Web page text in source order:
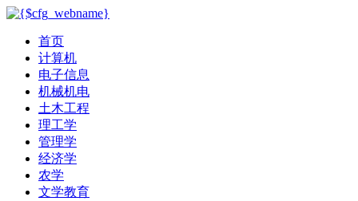
首页
计算机
电子信息
机械机电
土木工程
理工学
管理学
经济学
农学
文学教育